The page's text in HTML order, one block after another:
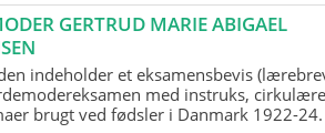
GERTRUD MARIE ABIGAEL
indeholder et eksamensbevis
med instruks,
brugt ved fødsler i Danmark 1922-24.